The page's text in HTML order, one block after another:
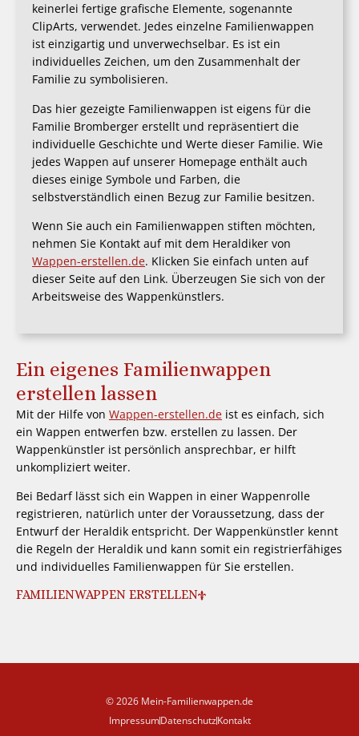
keinerlei fertige grafische Elemente, sogenannte
ClipArts, verwendet. Jedes einzelne Familienwappen
ist einzigartig und unverwechselbar. Es ist ein
individuelles Zeichen, um den Zusammenhalt der
Familie zu symbolisieren.
Das hier gezeigte Familienwappen ist eigens für die
Familie Bromberger erstellt und repräsentiert die
individuelle Geschichte und Werte dieser Familie. Wie
jedes Wappen auf unserer Homepage enthält auch
dieses einige Symbole und Farben, die
selbstverständlich einen Bezug zur Familie besitzen.
Wenn Sie auch ein Familienwappen stiften möchten,
nehmen Sie Kontakt auf mit dem Heraldiker von
Wappen-erstellen.de. Klicken Sie einfach unten auf
dieser Seite auf den Link. Überzeugen Sie sich von der
Arbeitsweise des Wappenkünstlers.
Ein eigenes Familienwappen
erstellen lassen
Mit der Hilfe von Wappen-erstellen.de ist es einfach, sich
ein Wappen entwerfen bzw. erstellen zu lassen. Der
Wappenkünstler ist persönlich ansprechbar, er hilft
unkompliziert weiter.
Bei Bedarf lässt sich ein Wappen in einer Wappenrolle
registrieren, natürlich unter der Voraussetzung, dass der
Entwurf der Heraldik entspricht. Der Wappenkünstler kennt
die Regeln der Heraldik und kann somit ein registrierfähiges
und individuelles Familienwappen für Sie erstellen.
FAMILIENWAPPEN ERSTELLEN
© 2026 Mein-Familienwappen.de
ImpressumDatenschutzKontakt